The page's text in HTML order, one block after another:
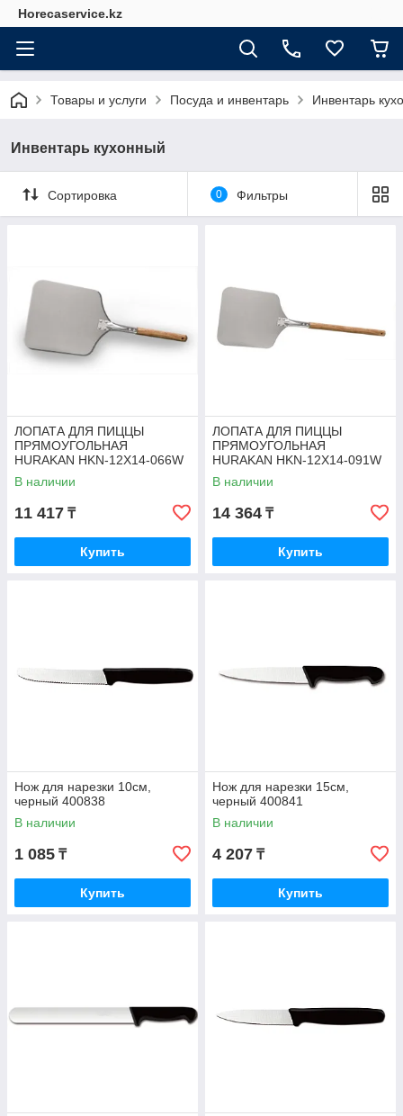
Horecaservice.kz
Товары и услуги Посуда и инвентарь Инвентарь
Инвентарь кухонный
Сортировка 0 Фильтры
ЛОПАТА ДЛЯ ПИЦЦЫ
ПРЯМОУГОЛЬНАЯ
HURAKAN HKN-12X14-066W
В наличии
11 417 ₸
Купить
ЛОПАТА ДЛЯ ПИЦЦЫ
ПРЯМОУГОЛЬНАЯ
HURAKAN HKN-12X14-091W
В наличии
14 364 ₸
Купить
Нож для нарезки 10см,
черный 400838
В наличии
1 085 ₸
Купить
Нож для нарезки 15см,
черный 400841
В наличии
4 207 ₸
Купить